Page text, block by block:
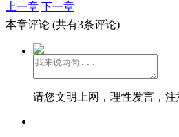
上一章 下一章
本章评论 (共有3条评论)
请您文明上网，理性发言，